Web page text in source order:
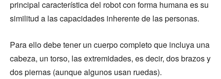
principal característica del robot con forma humana es su
similitud a las capacidades inherente de las personas.
Para ello debe tener un cuerpo completo que incluya una
cabeza, un torso, las extremidades, es decir, dos brazos y
dos piernas (aunque algunos usan ruedas).